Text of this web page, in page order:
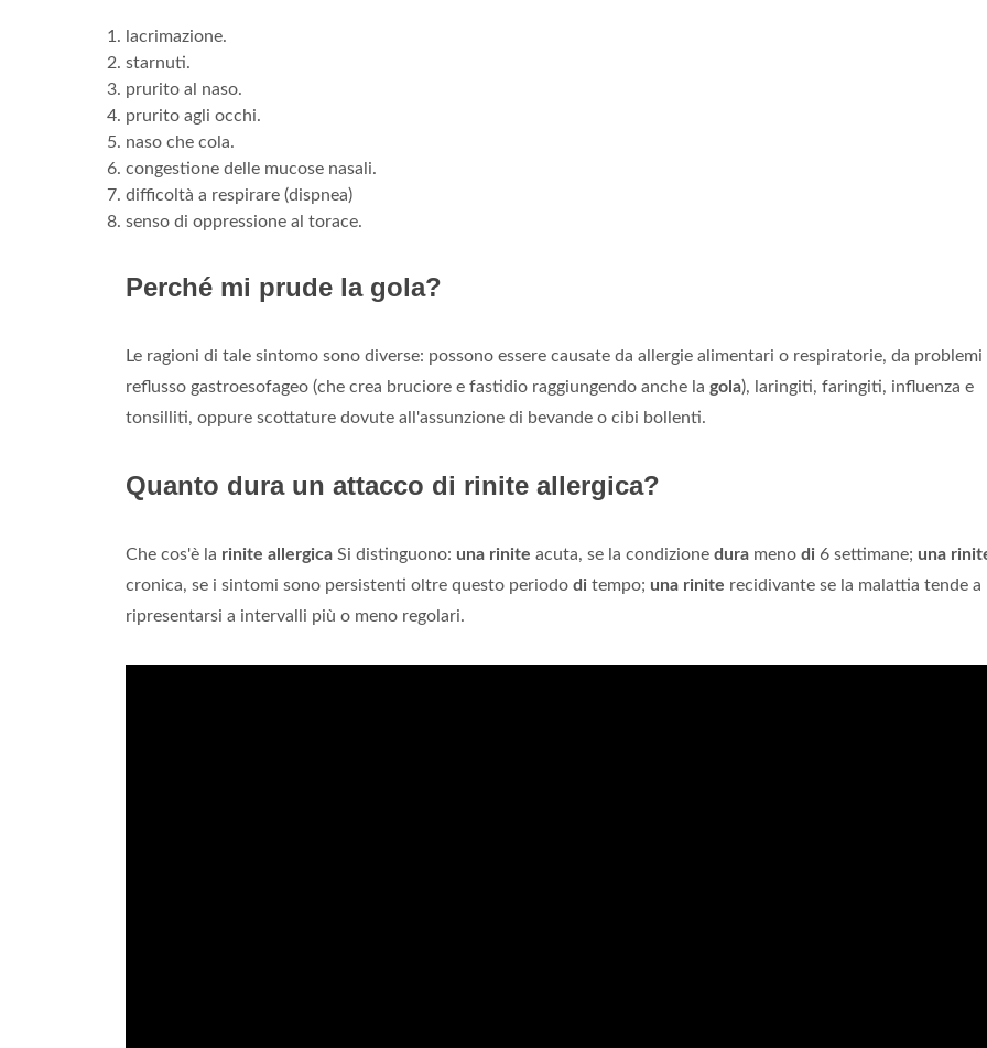
lacrimazione.
starnuti.
prurito al naso.
prurito agli occhi.
naso che cola.
congestione delle mucose nasali.
difficoltà a respirare (dispnea)
senso di oppressione al torace.
Perché mi prude la gola?
Le ragioni di tale sintomo sono diverse: possono essere causate da allergie alimentari o respiratorie, da problemi
reflusso gastroesofageo (che crea bruciore e fastidio raggiungendo anche la gola), laringiti, faringiti, influenza e
tonsilliti, oppure scottature dovute all'assunzione di bevande o cibi bollenti.
Quanto dura un attacco di rinite allergica?
Che cos'è la rinite allergica Si distinguono: una rinite acuta, se la condizione dura meno di 6 settimane; una
cronica, se i sintomi sono persistenti oltre questo periodo di tempo; una rinite recidivante se la malattia tende a
ripresentarsi a intervalli più o meno regolari.